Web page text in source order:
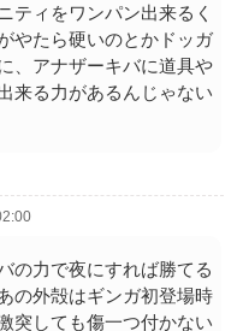
ティをワンパン出来るく
やたら硬いのとかドッガ
、アナザーキバに道具や
来る力があるんじゃない
の力で夜にすれば勝てる
の外殻はギンガ初登場時
突しても傷一つ付かない